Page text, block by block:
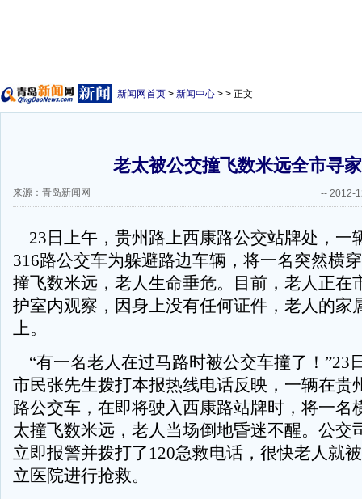
新闻网首页 > 新闻中心 > > 正文
老太被公交撞飞数米远全市寻
来源：青岛新闻网 -- 2012-
23日上午，贵州路上西康路公交站牌处，一
316路公交车为躲避路边车辆，将一名突然横
撞飞数米远，老人生命垂危。目前，老人正在
护室内观察，因身上没有任何证件，老人的家
上。
“有一名老人在过马路时被公交车撞了！”23
市民张先生拨打本报热线电话反映，一辆在贵
路公交车，在即将驶入西康路站牌时，将一名
太撞飞数米远，老人当场倒地昏迷不醒。公交
立即报警并拨打了120急救电话，很快老人就
立医院进行抢救。